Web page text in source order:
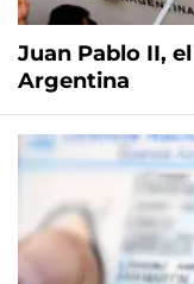
Juan Pablo II,
Argentina